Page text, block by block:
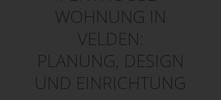
WOHNUNG IN
VELDEN:
PLANUNG, DESIGN
UND EINRICHTUNG